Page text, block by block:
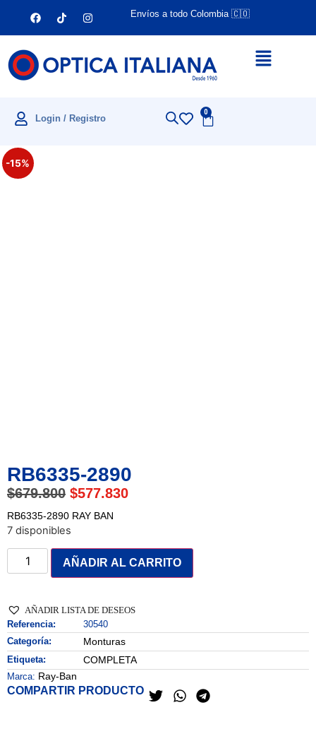
Envíos a todo Colombia 🇨🇴
Login / Registro
0
-15%
RB6335-2890
$679.800 $577.830
RB6335-2890 RAY BAN
7 disponibles
AÑADIR AL CARRITO
AÑADIR LISTA DE DESEOS
Referencia:
30540
Categoría:
Monturas
Etiqueta: COMPLETA
Marca: Ray-Ban
COMPARTIR PRODUCTO